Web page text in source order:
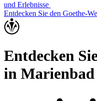
und Erlebnisse
Entdecken Sie den Goethe-
Entdecken
in Marienbad